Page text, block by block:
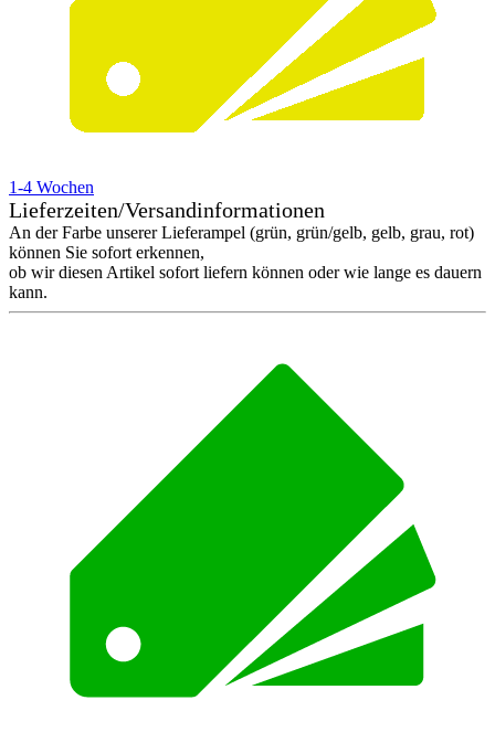
1-4 Wochen
Lieferzeiten/Versandinformationen
An der Farbe unserer Lieferampel (grün, grün/gelb, gelb, grau, rot)
können Sie sofort erkennen,
ob wir diesen Artikel sofort liefern können oder wie lange es dauern
kann.